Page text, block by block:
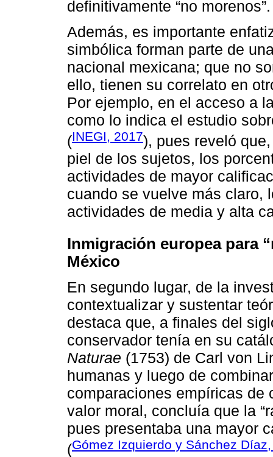
definitivamente “no morenos”.
Además, es importante
simbólica forman parte de
nacional mexicana; que no
ello, tienen su correlato en
Por ejemplo, en el acceso a
como lo indica el estudio
(INEGI, 2017), pues reveló
piel de los sujetos, los
actividades de mayor
cuando se vuelve más claro,
actividades de media y alta
Inmigración europea para
México
En segundo lugar, de la
contextualizar y sustentar
destaca que, a finales del
conservador tenía en su
Naturae (1753) de Carl von
humanas y luego de
comparaciones empíricas de
valor moral, concluía que la
pues presentaba una mayor
(Gómez Izquierdo y Sánchez